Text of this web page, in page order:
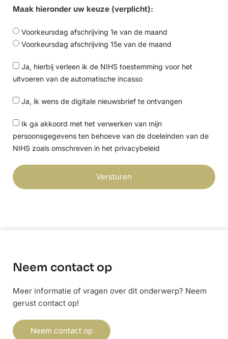
Maak hieronder uw keuze (verplicht):
Voorkeursdag afschrijving 1e van de maand
Voorkeursdag afschrijving 15e van de maand
Ja, hierbij verleen ik de NIHS toestemming voor het
uitvoeren van de automatische incasso
Ja, ik wens de digitale nieuwsbrief te ontvangen
Ik ga akkoord met het verwerken van mijn
persoonsgegevens ten behoeve van de doeleinden van de
NIHS zoals omschreven in het privacybeleid
Versturen
Neem contact op
Meer informatie of vragen over dit onderwerp? Neem
gerust contact op!
Neem contact op